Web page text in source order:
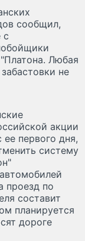
сообщил,
с
Любая
не
акции
первого дня,
систему
проезд по
составит
планируется
дороге